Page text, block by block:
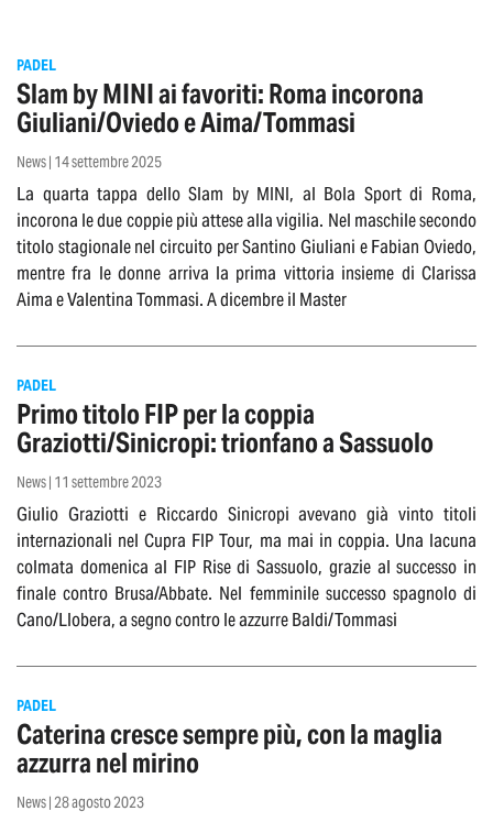
PADEL
Slam by MINI ai favoriti: Roma incorona
Giuliani/Oviedo e Aima/Tommasi
News | 14 settembre 2025
La quarta tappa dello Slam by MINI, al Bola Sport di Roma,
incorona le due coppie più attese alla vigilia. Nel maschile secondo
titolo stagionale nel circuito per Santino Giuliani e Fabian Oviedo,
mentre fra le donne arriva la prima vittoria insieme di Clarissa
Aima e Valentina Tommasi. A dicembre il Master
PADEL
Primo titolo FIP per la coppia
Graziotti/Sinicropi: trionfano a Sassuolo
News | 11 settembre 2023
Giulio Graziotti e Riccardo Sinicropi avevano già vinto titoli
internazionali nel Cupra FIP Tour, ma mai in coppia. Una lacuna
colmata domenica al FIP Rise di Sassuolo, grazie al successo in
finale contro Brusa/Abbate. Nel femminile successo spagnolo di
Cano/Llobera, a segno contro le azzurre Baldi/Tommasi
PADEL
Caterina cresce sempre più, con la maglia
azzurra nel mirino
News | 28 agosto 2023